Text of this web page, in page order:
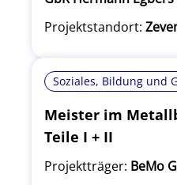
Projektstandort:
Soziales, Bildung und
Meister im
Teile I + II
Projektträger: BeMo